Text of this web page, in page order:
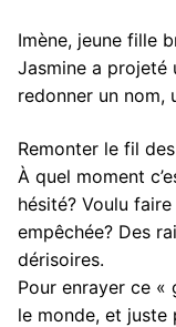
Imène, jeune fille
Jasmine a projeté
redonner un nom,
Remonter le fil
À quel moment
hésité? Voulu faire
empêchée? Des
dérisoires.
Pour enrayer ce
le monde, et juste